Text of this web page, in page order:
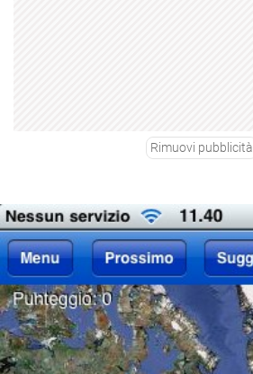
Rimuovi pubblicità